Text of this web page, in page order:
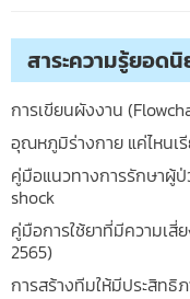
สาระความรู้ยอด
การเขียนผังงาน
อุณหภูมิร่างกาย แค่ไหนเ
คู่มือแนวทางการรักษาผู้
shock
คู่มือการใช้ยาที่มีความเ
2565)
การสร้างทีมให้มีประสิทธิ